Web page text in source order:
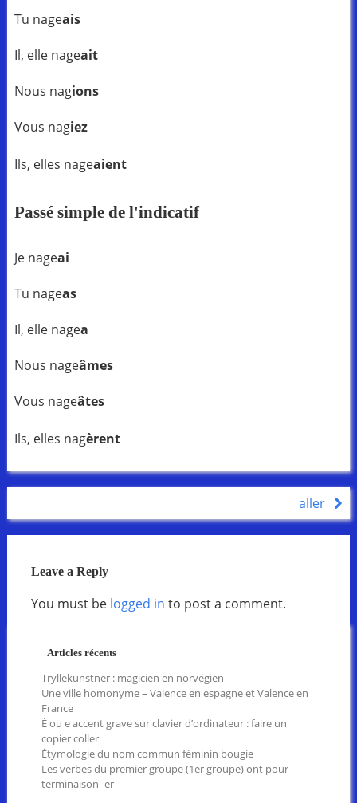
Tu nageais
Il, elle nageait
Nous nagions
Vous nagiez
Ils, elles nageaient
Passé simple de l'indicatif
Je nageai
Tu nageas
Il, elle nagea
Nous nageâmes
Vous nageâtes
Ils, elles nagèrent
aller
Leave a Reply
You must be logged in to post a comment.
Articles récents
Tryllekunstner : magicien en norvégien
Une ville homonyme – Valence en espagne et Valence en
France
É ou e accent grave sur clavier d’ordinateur : faire un
copier coller
Étymologie du nom commun féminin bougie
Les verbes du premier groupe (1er groupe) ont pour
terminaison -er